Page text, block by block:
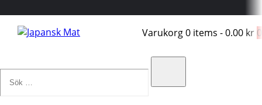
Varukorg0 items -0.00 kr 0